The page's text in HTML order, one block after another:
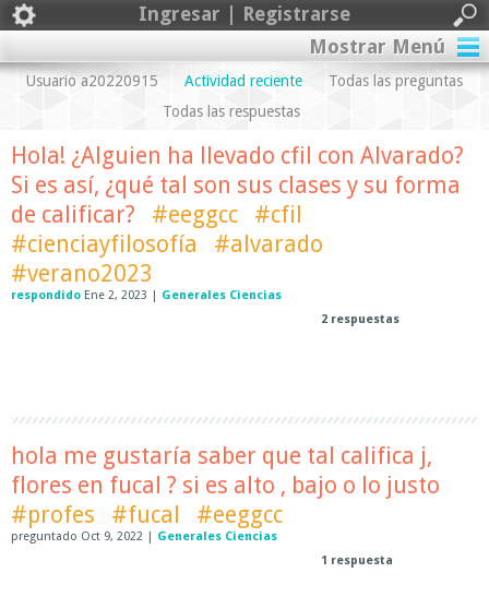
Ingresar | Registrarse
Mostrar Menú
Usuario a20220915 Actividad reciente
Todas las preguntas
Todas las respuestas
Hola! ¿Alguien ha llevado cfil con Alvarado?
Si es así, ¿qué tal son sus clases y su forma
de calificar?
#eeggcc
#cfil
#cienciayfilosofía
#alvarado
#verano2023
respondido Ene 2, 2023 | Generales Ciencias
2 respuestas
hola me gustaría saber que tal califica j,
flores en fucal ? si es alto , bajo o lo justo
#profes
#fucal #eeggcc
preguntado Oct 9, 2022 | Generales Ciencias
1 respuesta